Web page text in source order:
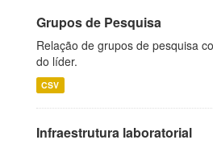
Grupos de Pesquisa
Relação de grupos de pesquisa
do líder.
CSV
Infraestrutura laboratorial